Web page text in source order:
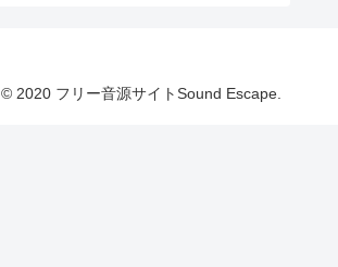
© 2020 フリー音源サイトSound Escape.